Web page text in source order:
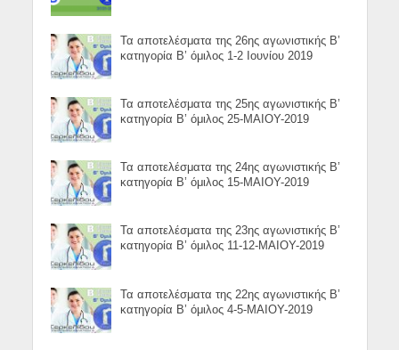
Τα αποτελέσματα της 26ης αγωνιστικής Β’
κατηγορία Β’ όμιλος 1-2 Ιουνίου 2019
Τα αποτελέσματα της 25ης αγωνιστικής Β’
κατηγορία Β’ όμιλος 25-ΜΑΙΟΥ-2019
Τα αποτελέσματα της 24ης αγωνιστικής Β’
κατηγορία Β’ όμιλος 15-ΜΑΙΟΥ-2019
Τα αποτελέσματα της 23ης αγωνιστικής Β’
κατηγορία Β’ όμιλος 11-12-ΜΑΙΟΥ-2019
Τα αποτελέσματα της 22ης αγωνιστικής Β’
κατηγορία Β’ όμιλος 4-5-ΜΑΙΟΥ-2019